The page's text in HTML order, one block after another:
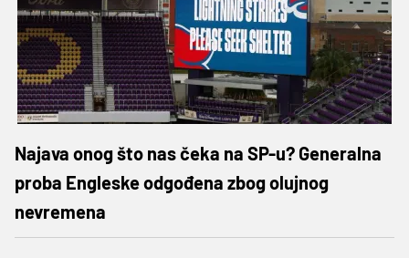
Najava onog što nas čeka na SP-u? Generalna
proba Engleske odgođena zbog olujnog
nevremena